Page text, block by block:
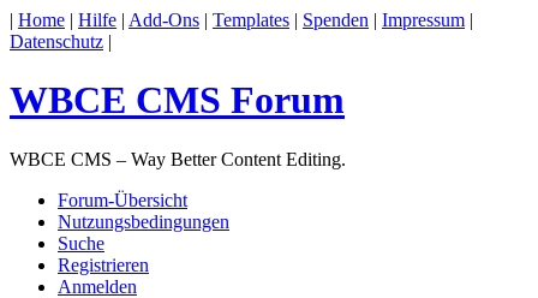
| Home | Hilfe | Add-Ons | Templates | Spenden | Impressum |
Datenschutz |
WBCE CMS Forum
WBCE CMS – Way Better Content Editing.
Forum-Übersicht
Nutzungsbedingungen
Suche
Registrieren
Anmelden